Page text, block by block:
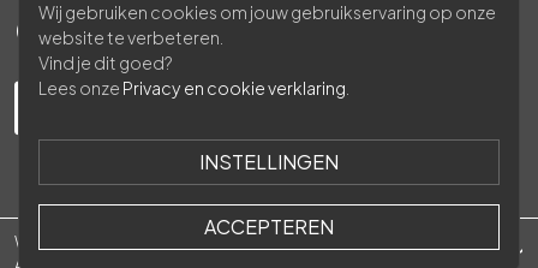
Ons volgen
Waasland Security © 2026 -
Algemene voorwaarden
Wij gebruiken cookies om jouw gebruikservaring op onze
website te verbeteren.
Vind je dit goed?
Lees onze Privacy en cookie verklaring
INSTELLINGEN
ACCEPTEREN